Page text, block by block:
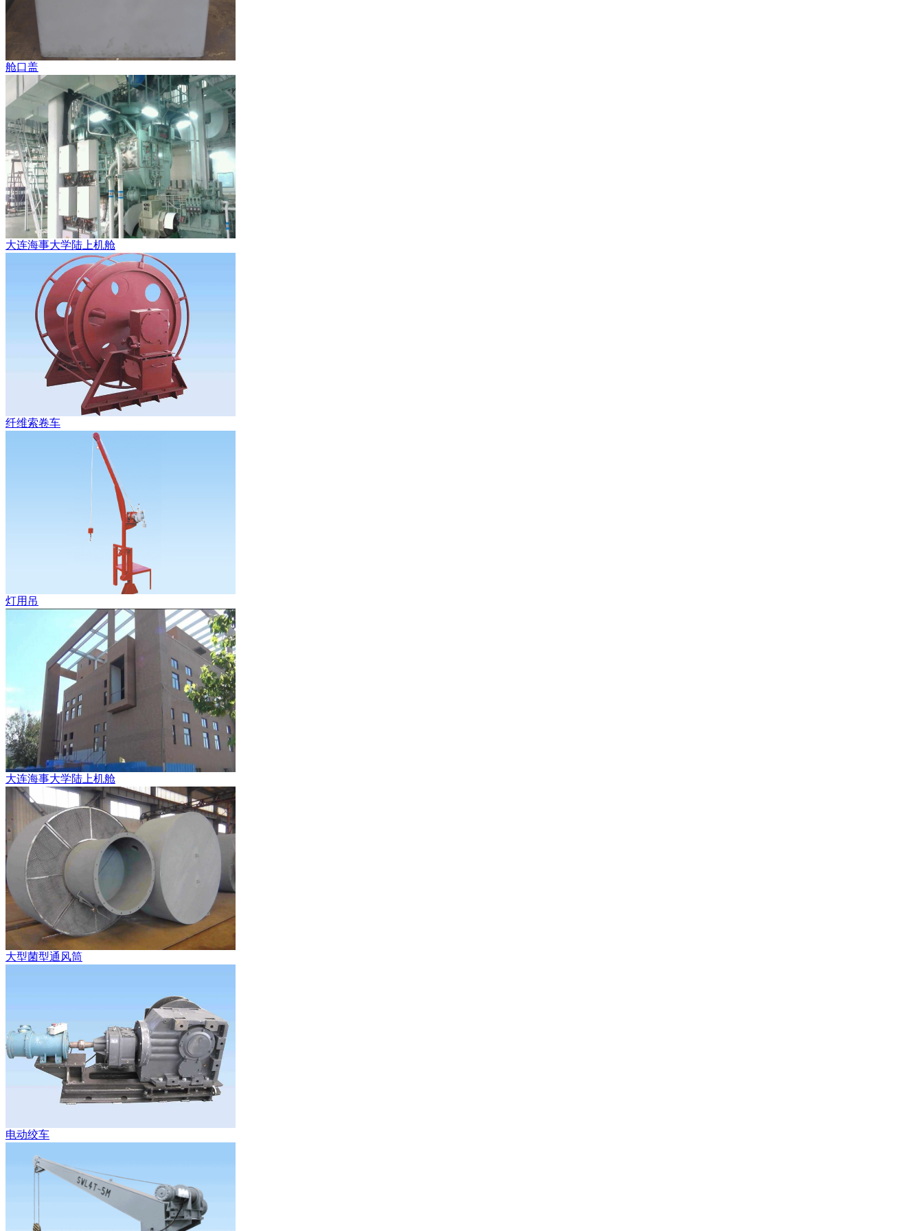
舱口盖
大连海事大学陆上机舱
纤维索卷车
灯用吊
大连海事大学陆上机舱
大型菌型通风筒
电动绞车